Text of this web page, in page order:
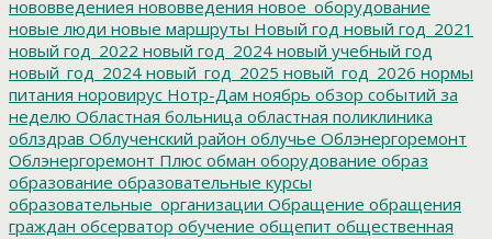
нововведениея нововведения новое_оборудование
новые люди новые маршруты Новый год новый год_2021
новый год_2022 новый год_2024 новый учебный год
новый_год_2024 новый_год_2025 новый_год_2026 нормы
питания норовирус Нотр-Дам ноябрь обзор событий за
неделю Областная больница областная поликлиника
облздрав Облученский район облучье Облэнергоремонт
Облэнергоремонт Плюс обман оборудование образ
образование образовательные курсы
образовательные_организации Обращение обращения
граждан обсерватор обучение общепит общественная